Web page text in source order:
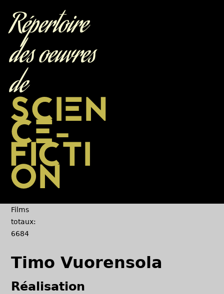
Répertoire
des oeuvres
de
SCIEN
CE-
FICTI
ON
Films
totaux:
6684
Timo Vuorensola
Réalisation